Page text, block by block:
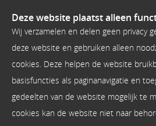
Deze website plaatst alleen
Wij verzamelen en delen geen privacy
deze website en gebruiken alleen
cookies. Deze helpen de website
basisfuncties als paginanavigatie en
gedeelten van de website mogelijk te
cookies kan de website niet naar